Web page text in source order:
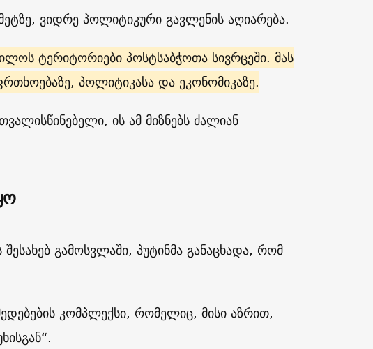
ვიდრე პოლიტიკური გავლენის აღიარება.
ტერიტორიები პოსტსაბჭოთა სივრცეში. მას
პოლიტიკასა და ეკონომიკაზე.
ის ამ მიზნებს ძალიან
გამოსვლაში, პუტინმა განაცხადა, რომ
კომპლექსი, რომელიც, მისი აზრით,